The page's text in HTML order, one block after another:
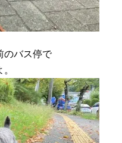
のバス停で